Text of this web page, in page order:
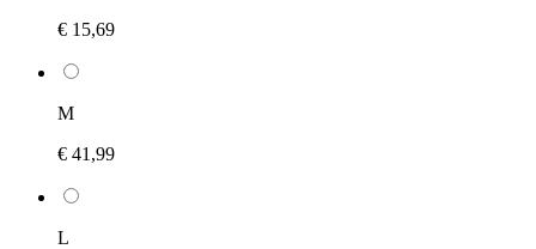
€ 15,69
M
€ 41,99
L